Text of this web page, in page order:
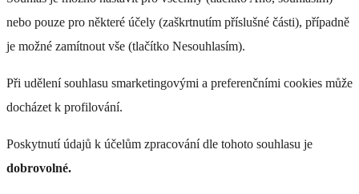
nebo pouze pro některé účely (zaškrtnutím příslušné části), případně
je možné zamítnout vše (tlačítko Nesouhlasím).
Při udělení souhlasu smarketingovými a preferenčními cookies může
docházet k profilování.
Poskytnutí údajů k účelům zpracování dle tohoto souhlasu je
dobrovolné.